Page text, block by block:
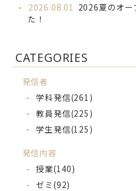
2026.08.01 2026夏のオー
た！
CATEGORIES
発信者
学科発信(261)
教員発信(225)
学生発信(125)
発信内容
授業(140)
ゼミ(92)